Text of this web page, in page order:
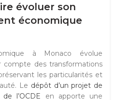
évoluer son
économique
à Monaco évolue
des transformations
les particularités et
Le dépôt d’un projet de
l’OCDE en apporte une